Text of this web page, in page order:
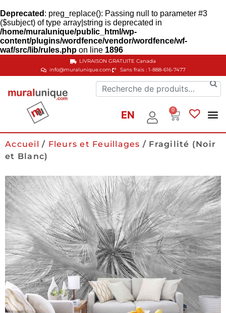
Deprecated : preg_replace(): Passing null to parameter #3
($subject) of type array|string is deprecated in
/home/muralunique/public_html/wp-
content/plugins/wordfence/vendor/wordfence/wf-
waf/src/lib/rules.php on line 1896
info@muralunique.com Sans frais : 1-888-616-7477
LIVRAISON GRATUITE Canada
EN 0
Accueil / Fleurs et Feuillages / Fragilité (Noir
et Blanc)